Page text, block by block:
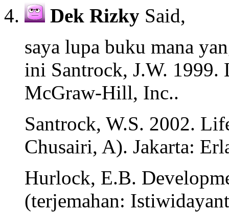
Dek Rizky Said,
saya lupa buku mana
ini Santrock, J.W. 1999.
McGraw-Hill, Inc..
Santrock, W.S. 2002.
Chusairi, A). Jakarta:
Hurlock, E.B.
(terjemahan: